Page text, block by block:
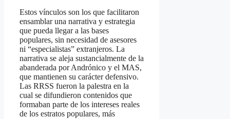
Estos vínculos son los que facilitaron
ensamblar una narrativa y estrategia
que pueda llegar a las bases
populares, sin necesidad de asesores
ni “especialistas” extranjeros. La
narrativa se aleja sustancialmente de la
abanderada por Andrónico y el MAS,
que mantienen su carácter defensivo.
Las RRSS fueron la palestra en la
cual se difundieron contenidos que
formaban parte de los intereses reales
de los estratos populares, más